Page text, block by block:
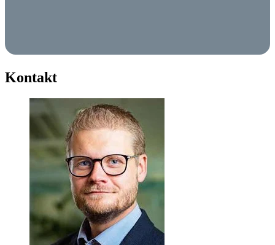
Kontakt